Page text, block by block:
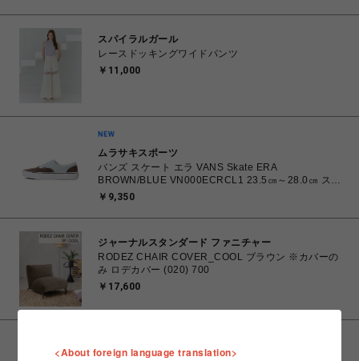
スパイラルガール
レースドッキングワイドパンツ
￥11,000
ムラサキスポーツ
バンズ スケート エラ VANS Skate ERA
BROWN/BLUE VN000ECRCL1 23.5㎝～28.0㎝ スニ
ーカー メンズ レディース シューズ 0198266445786
￥9,350
ジャーナルスタンダード ファニチャー
RODEZ CHAIR COVER_COOL ブラウン ※カバーの
み ロデカバー (020) 700
￥17,600
RODEZ CHAIR COVER_COOL ベージュ ※カバーの
<About foreign language translation>